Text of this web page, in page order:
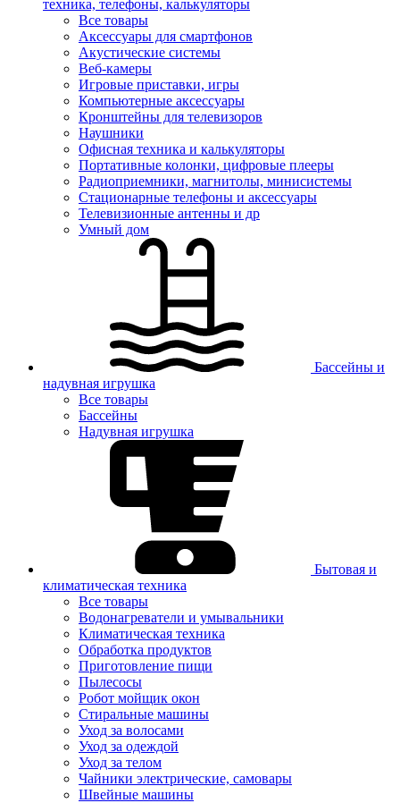
техника, телефоны, калькуляторы
Все товары
Аксессуары для смартфонов
Акустические системы
Веб-камеры
Игровые приставки, игры
Компьютерные аксессуары
Кронштейны для телевизоров
Наушники
Офисная техника и калькуляторы
Портативные колонки, цифровые плееры
Радиоприемники, магнитолы, минисистемы
Стационарные телефоны и аксессуары
Телевизионные антенны и др
Умный дом
Бассейны и
надувная игрушка
Все товары
Бассейны
Надувная игрушка
Бытовая и
климатическая техника
Все товары
Водонагреватели и умывальники
Климатическая техника
Обработка продуктов
Приготовление пищи
Пылесосы
Робот мойщик окон
Стиральные машины
Уход за волосами
Уход за одеждой
Уход за телом
Чайники электрические, самовары
Швейные машины